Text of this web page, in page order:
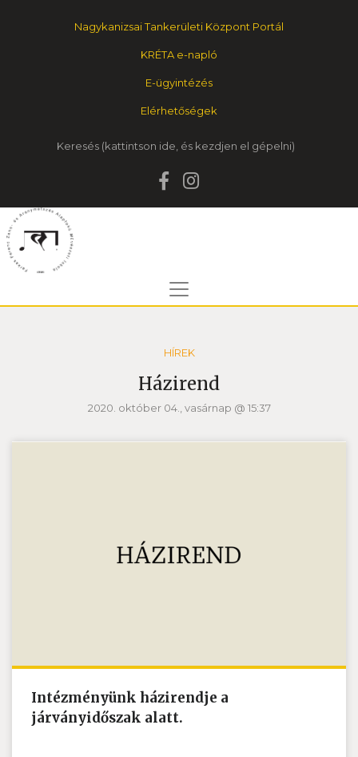
Nagykanizsai Tankerületi Központ Portál
KRÉTA e-napló
E-ügyintézés
Elérhetőségek
Keresés
HÍREK
Házirend
2020. október 04., vasárnap @ 15:37
Intézményünk házirendje a
járványidőszak alatt.